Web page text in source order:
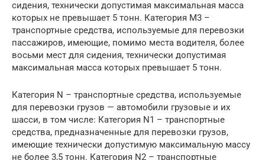
сидения, технически допустимая максимальная масса
которых не превышает 5 тонн. Категория М3 –
транспортные средства, используемые для перевозки
пассажиров, имеющие, помимо места водителя, более
восьми мест для сидения, технически допустимая
максимальная масса которых превышает 5 тонн.
Категория N – транспортные средства, используемые
для перевозки грузов — автомобили грузовые и их
шасси, в том числе: Категория N1 – транспортные
средства, предназначенные для перевозки грузов,
имеющие технически допустимую максимальную массу
не более 3,5 тонн. Категория N2 – транспортные